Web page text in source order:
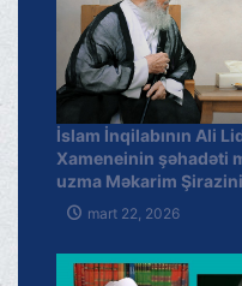
İslam İnqilabının Ali
Xameneinin şəhadəti
uzma Məkarim
mart 22, 2026